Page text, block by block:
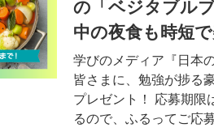
の「ベジタブル
中の夜食も時短で
学びのメディア『日本
皆さまに、勉強が捗
プレゼント！ 応募期
るので、ふるってご応募